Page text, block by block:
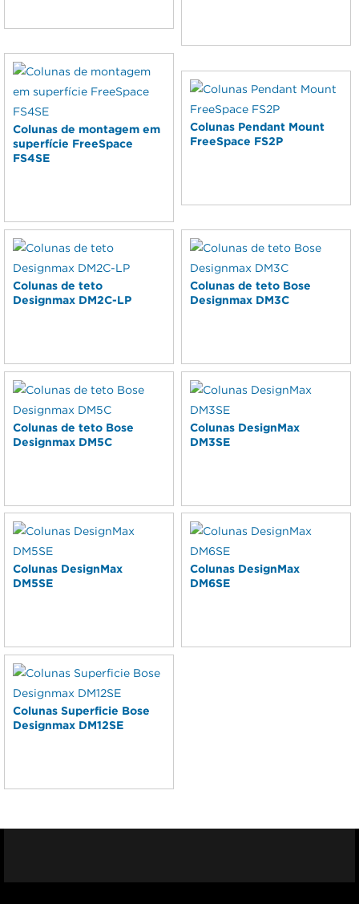
Colunas de montagem em
superfície FreeSpace
FS4SE
Colunas Pendant Mount
FreeSpace FS2P
Colunas de teto
Designmax DM2C-LP
Colunas de teto Bose
Designmax DM3C
Colunas de teto Bose
Designmax DM5C
Colunas DesignMax
DM3SE
Colunas DesignMax
DM5SE
Colunas DesignMax
DM6SE
Colunas Superficie Bose
Designmax DM12SE